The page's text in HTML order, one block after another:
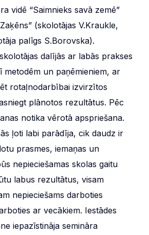
vidē “Saimnieks savā zemē”
(skolotājas V.Kraukle,
palīgs S.Borovska).
dalījās ar labās prakses
metodēm un paņēmieniem, ar
rotaļnodarbībai izvirzītos
plānotos rezultātus. Pēc
notika vērotā apspriešana.
ļoti labi parādīja, cik daudz ir
prasmes, iemaņas un
nepieciešamas skolas gaitu
labus rezultātus, visam
nepieciešams darboties
ar vecākiem. Iestādes
iepazīstināja semināra